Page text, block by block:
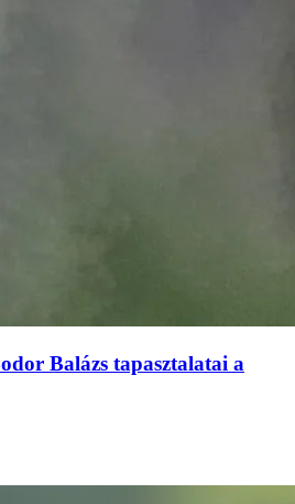
Balázs tapasztalatai a